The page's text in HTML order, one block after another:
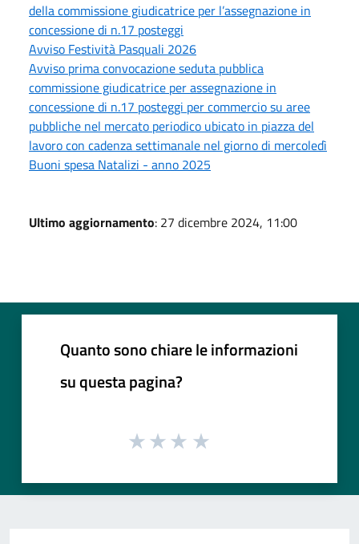
della commissione giudicatrice per l’assegnazione in
concessione di n.17 posteggi
Avviso Festività Pasquali 2026
Avviso prima convocazione seduta pubblica
commissione giudicatrice per assegnazione in
concessione di n.17 posteggi per commercio su aree
pubbliche nel mercato periodico ubicato in piazza del
lavoro con cadenza settimanale nel giorno di mercoledì
Buoni spesa Natalizi - anno 2025
Ultimo aggiornamento: 27 dicembre 2024, 11:00
Quanto sono chiare le informazioni
su questa pagina?